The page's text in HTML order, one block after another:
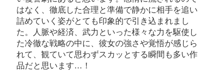
はなく、徹底した合理と準備で静かに相手を追い
詰めていく姿がとても印象的で引き込まれまし
た。人脈や経済、武力といった様々な力を駆使し
た冷徹な戦略の中に、彼女の強さや覚悟が感じら
れて、観ていて思わずスカッとする瞬間も多い作
品だと思います…！